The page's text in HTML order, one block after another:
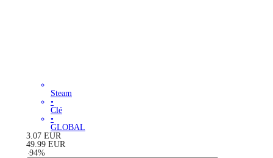
Steam
•
Clé
•
GLOBAL
3.07 EUR
49.99 EUR
-94%